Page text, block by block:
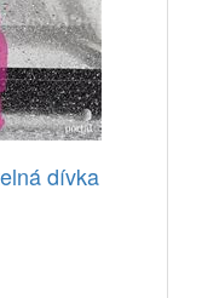
dívka